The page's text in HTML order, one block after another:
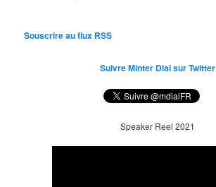
Souscrire au flux RSS
Suivre Minter Dial sur Twitter
Speaker Reel 2021